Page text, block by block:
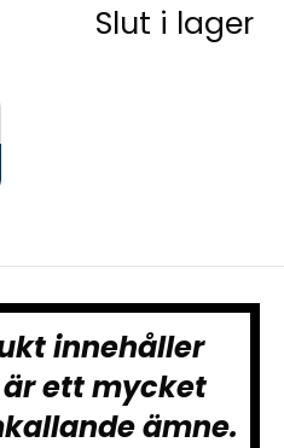
Slut i lager
innehåller
ett mycket
ämne.